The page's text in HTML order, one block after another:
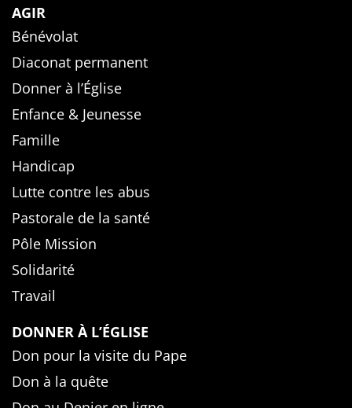
AGIR
Bénévolat
Diaconat permanent
Donner à l’Église
Enfance & Jeunesse
Famille
Handicap
Lutte contre les abus
Pastorale de la santé
Pôle Mission
Solidarité
Travail
DONNER À L’ÉGLISE
Don pour la visite du Pape
Don à la quête